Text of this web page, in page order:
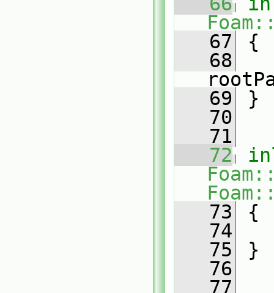
   67
{
   68
   69
}
   70
   71
   72
   73
{
   74
   75
}
   76
   77